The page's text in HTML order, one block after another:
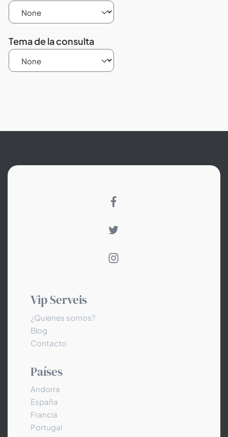
Tema de la consulta
Vip Serveis
¿Quienes somos?
Blog
Contacto
Países
Andorra
España
Francia
Portugal